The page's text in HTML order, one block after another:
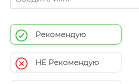
Рекомендую
НЕ Рекомендую